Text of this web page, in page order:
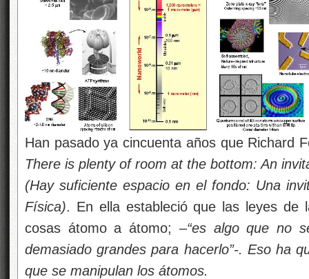
Han pasado ya cincuenta años que Richard
There is plenty of room at the bottom: An
(Hay suficiente espacio en el fondo: Una
Física). En ella estableció que las leyes de
cosas átomo a átomo; –“es algo queno
demasiado grandes para hacerlo”-. Eso ha
que se manipulan los átomos.